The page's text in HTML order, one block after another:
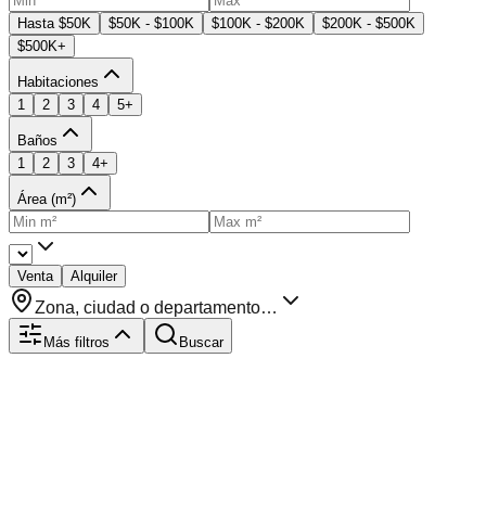
Hasta $50K $50K - $100K $100K - $200K
$200K - $500K
$500K+
Habitaciones
1
2 3 4 5+
Baños
1
2 3 4+
Área (m²)
Venta Alquiler
Zona, ciudad o departamento…
Más filtros Buscar